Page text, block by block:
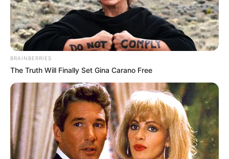
สำหรับประเทศญี่ปุ่นเอง จะมีความเชื่อเรื่องโชคลาง และคำ
ทำนายทายทักสืบทอดต่อกันมา ไม่ต่างจากประเทศอื่นๆ ซึ่ง
หนึ่งในความเชื่อนั้น ยังรวมไปถึงการจัดอันดับ คนดวงดี ใน
แต่ละปีอีกด้วย ซึ่งทางเว็บไซต์ micane ก็ได้เผยแพร่คำ
ทำนาย 3 อันดับคนดวงดีที่สุดในปี 2020 ไว้ดังต่อไปนี้ (คำ
ทำนายนี้มีผลสำหรับผู้ที่มีอายุครบรอบ 2 ปีขึ้นไป )
BRAINBERRIES
The Truth Will Finally Set Gina Carano Free